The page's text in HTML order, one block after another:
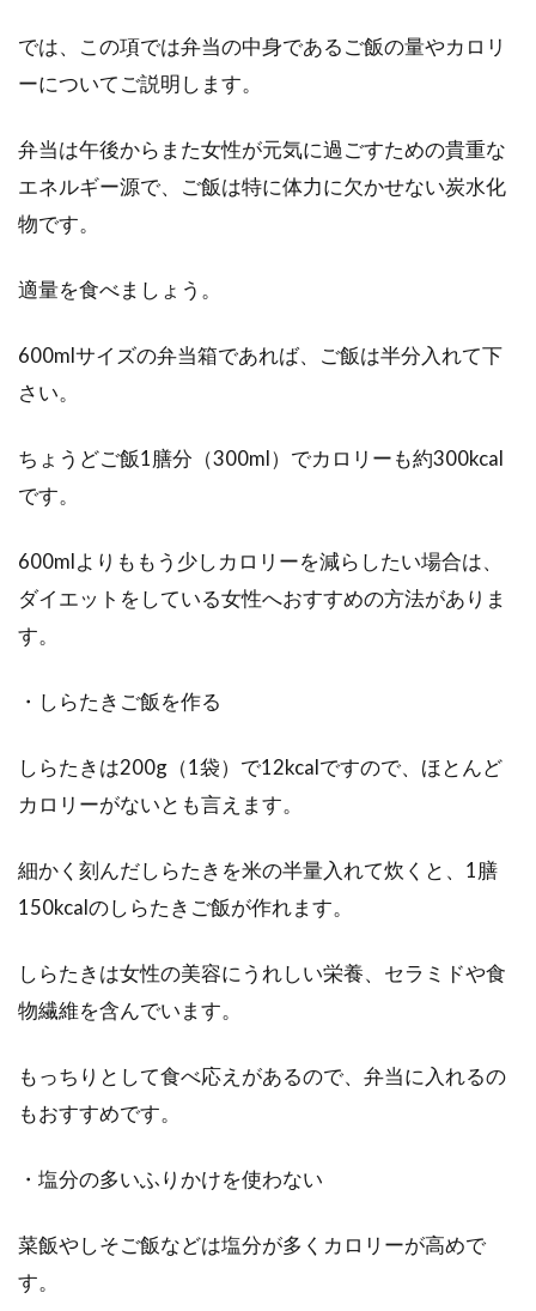
1日に人間が必要とするカロリーは、年齢や性
生きるた...
落ちないと焦っている方へ
ウォーキングダイエットを聞いたことあります
では、この項では弁当の中身であるご飯の量やカロリ
ーについてご説明します。
弁当は午後からまた女性が元気に過ごすための貴重な
エネルギー源で、ご飯は特に体力に欠かせない炭水化
物です。
適量を食べましょう。
600mlサイズの弁当箱であれば、ご飯は半分入れて下
さい。
ちょうどご飯1膳分（300ml）でカロリーも約300kcal
です。
600mlよりももう少しカロリーを減らしたい場合は、
ダイエットをしている女性へおすすめの方法がありま
す。
・しらたきご飯を作る
しらたきは200g（1袋）で12kcalですので、ほとんど
カロリーがないとも言えます。
細かく刻んだしらたきを米の半量入れて炊くと、1膳
150kcalのしらたきご飯が作れます。
しらたきは女性の美容にうれしい栄養、セラミドや食
物繊維を含んでいます。
もっちりとして食べ応えがあるので、弁当に入れるの
もおすすめです。
・塩分の多いふりかけを使わない
菜飯やしそご飯などは塩分が多くカロリーが高めで
す。